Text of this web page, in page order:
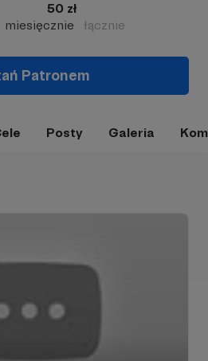
50 zł
miesięcznie
łącznie
Patronem
Posty Galeria